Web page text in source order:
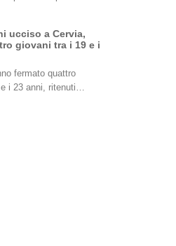
ucciso a Cervia,
giovani tra i 19 e i
fermato quattro
i 23 anni, ritenuti…